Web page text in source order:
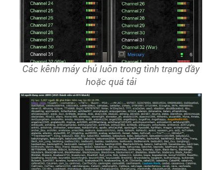
Các kênh máy chủ luôn trong tình trạng đầy
hoặc quá tải